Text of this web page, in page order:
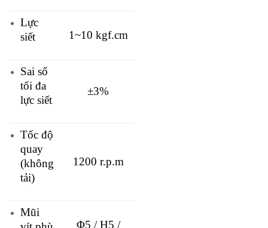
Lực
siết
1~10 kgf.cm
Sai số
tối đa
lực siết
±3%
Tốc độ
quay
(không
tải)
1200 r.p.m
Mũi
Φ5 / H5 /